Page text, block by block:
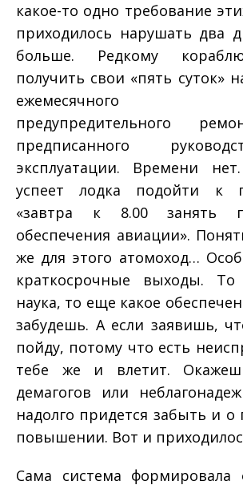
какое-­то одно требование
приходилось нарушать два
больше. Редкому
получить свои «пять суток»
ежемесячного
предупредительного
предписанного
эксплуатации. Времени
успеет лодка подойти к
«завтра к 8.00 занять
обеспечения авиации».
же для этого атомоход…
краткосрочные выходы.
наука, то еще какое
забудешь. А если заявишь,
пойду, потому что есть
тебе же и влетит.
демагогов или
надолго придется забыть и о
повышении. Вот и
Сама система формировала